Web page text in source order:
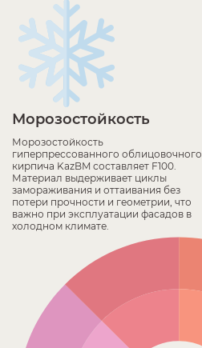
Морозостойкость
Морозостойкость
гиперпрессованного облицовочного
кирпича KazBM составляет F100.
Материал выдерживает циклы
замораживания и оттаивания без
потери прочности и геометрии, что
важно при эксплуатации фасадов в
холодном климате.